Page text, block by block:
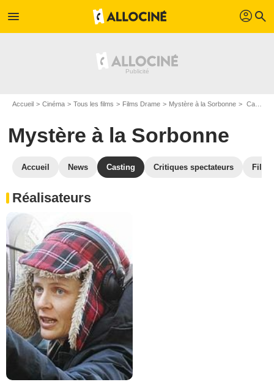
menu profil search
Accueil Cinéma Tous les films Films Drame Mystère à la Sorbonne Casting Mystère à la Sorbonne
Mystère à la Sorbonne
Accueil News Casting Critiques spectateurs
Réalisateurs